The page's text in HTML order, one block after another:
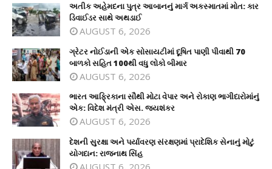
અતીક અહેમદના પુત્ર આબાનનું માર્ગ અકસ્માતમાં મોત: કાર
ડિવાઈડર સાથે અથડાઈ
AUGUST 6, 2026
ગ્રેટર નોઈડાની એક સોસાયટીમાં દૂષિત પાણી પીવાથી 70
બાળકો સહિત 100થી વધુ લોકો બીમાર
AUGUST 6, 2026
ભારત આફ્રિકાના સૌથી મોટા વેપાર અને રોકાણ ભાગીદારોમાંનું
એક: વિદેશ મંત્રી એસ. જયશંકર
AUGUST 6, 2026
દેશની સુરક્ષા અને પર્યાવરણ સંરક્ષણમાં પ્રાદેશિક સેનાનું મોટું
યોગદાન: રાજનાથ સિંહ
AUGUST 6, 2026